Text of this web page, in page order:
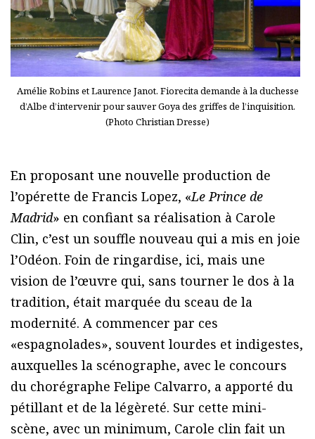
Amélie Robins et Laurence Janot. Fiorecita demande à la duchesse
d’Albe d’intervenir pour sauver Goya des griffes de l’inquisition.
(Photo Christian Dresse)
En proposant une nouvelle production de
l’opérette de Francis Lopez, «Le Prince de
Madrid» en confiant sa réalisation à Carole
Clin, c’est un souffle nouveau qui a mis en joie
l’Odéon. Foin de ringardise, ici, mais une
vision de l’œuvre qui, sans tourner le dos à la
tradition, était marquée du sceau de la
modernité. A commencer par ces
«espagnolades», souvent lourdes et indigestes,
auxquelles la scénographe, avec le concours
du chorégraphe Felipe Calvarro, a apporté du
pétillant et de la légèreté. Sur cette mini-
scène, avec un minimum, Carole clin fait un